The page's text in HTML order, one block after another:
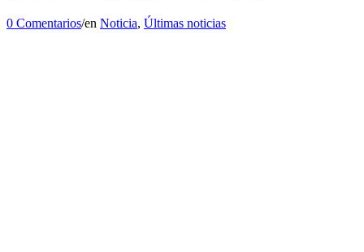
0 Comentarios/en Noticia, Últimas noticias